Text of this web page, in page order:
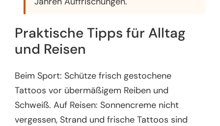
Praktische Tipps für Alltag
und Reisen
Beim Sport: Schütze frisch gestochene
Tattoos vor übermäßigem Reiben und
Schweiß. Auf Reisen: Sonnencreme nicht
vergessen, Strand und frische Tattoos sind